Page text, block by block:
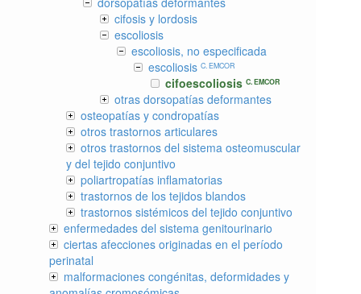
cifosis y lordosis
escoliosis
escoliosis, no especificada
escoliosis C. EMCOR
cifoescoliosis C. EMCOR
otras dorsopatías deformantes
osteopatías y condropatías
otros trastornos articulares
otros trastornos del sistema osteomuscular
y del tejido conjuntivo
poliartropatías inflamatorias
trastornos de los tejidos blandos
trastornos sistémicos del tejido conjuntivo
enfermedades del sistema genitourinario
ciertas afecciones originadas en el período
perinatal
malformaciones congénitas, deformidades y